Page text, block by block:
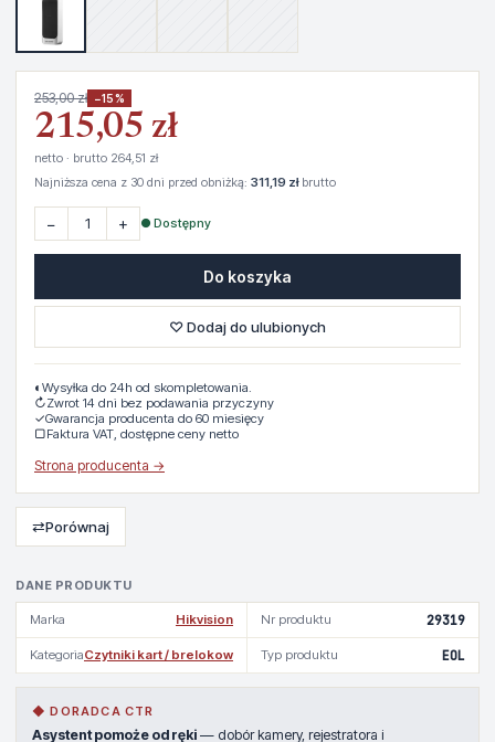
DANE PRODUKTU
Marka Hikvision Nr produktu 29319
KategoriaCzytniki kart / brelokow Typ produktu EOL
◆ DORADCA CTR
Asystent pomoże od ręki — dobór kamery, rejestratora i
253,00 zł −15%
215,05 zł
netto · brutto 264,51 zł
Najniższa cena z 30 dni przed obniżką: 311,19 złbrutto
− + ● Dostępny
Do koszyka
♡ Dodaj do ulubionych
◐ Wysyłka do 24h od skompletowania.
↻Zwrot 14 dni bez podawania przyczyny
✓Gwarancja producenta do 60 miesięcy
▢Faktura VAT, dostępne ceny netto
Strona producenta →
⇄Porównaj